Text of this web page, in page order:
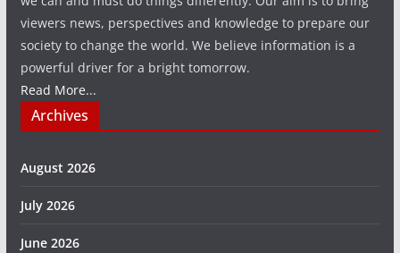
viewers news, perspectives and knowledge to prepare our
society to change the world. We believe information is a
powerful driver for a bright tomorrow.
Read More...
Archives
August 2026
July 2026
June 2026